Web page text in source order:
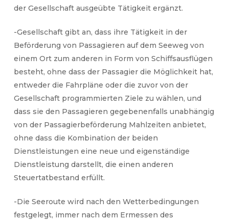
der Gesellschaft ausgeübte Tätigkeit ergänzt.
-Gesellschaft gibt an, dass ihre Tätigkeit in der
Beförderung von Passagieren auf dem Seeweg von
einem Ort zum anderen in Form von Schiffsausflügen
besteht, ohne dass der Passagier die Möglichkeit hat,
entweder die Fahrpläne oder die zuvor von der
Gesellschaft programmierten Ziele zu wählen, und
dass sie den Passagieren gegebenenfalls unabhängig
von der Passagierbeförderung Mahlzeiten anbietet,
ohne dass die Kombination der beiden
Dienstleistungen eine neue und eigenständige
Dienstleistung darstellt, die einen anderen
Steuertatbestand erfüllt.
-Die Seeroute wird nach den Wetterbedingungen
festgelegt, immer nach dem Ermessen des